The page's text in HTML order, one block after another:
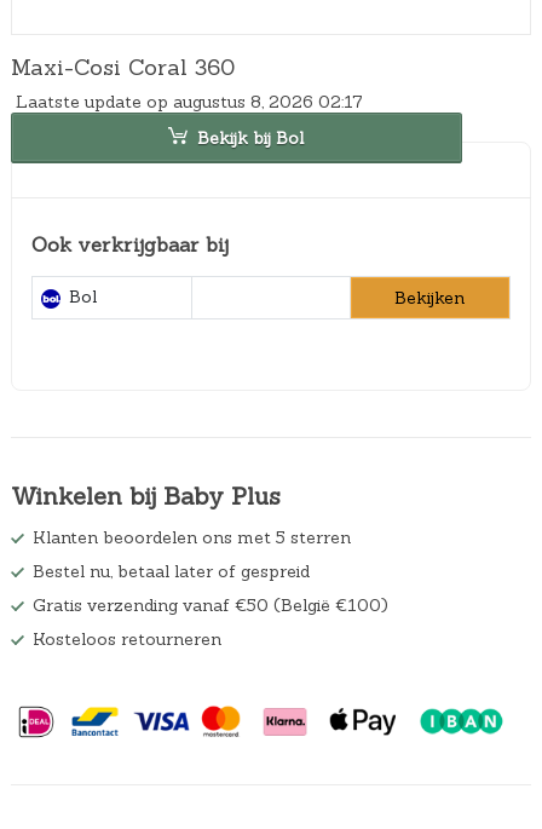
Maxi-Cosi Coral 360
Laatste update op augustus 8, 2026 02:17
Bekijk bij Bol
Ook verkrijgbaar bij
Bol Bekijken
Winkelen bij Baby Plus
Klanten beoordelen ons met 5 sterren
Bestel nu, betaal later of gespreid
Gratis verzending vanaf €50 (België €100)
Kosteloos retourneren